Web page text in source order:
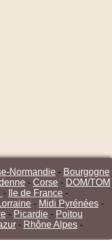
Normandie - Bourgogne
- Corse - DOM/TOM
- Ile de France -
- Midi Pyrénées -
- Picardie - Poitou
- Rhône Alpes -